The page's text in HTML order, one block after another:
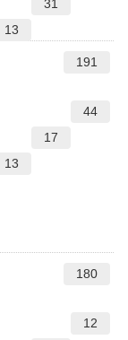
31
13
191
44
17
13
180
12